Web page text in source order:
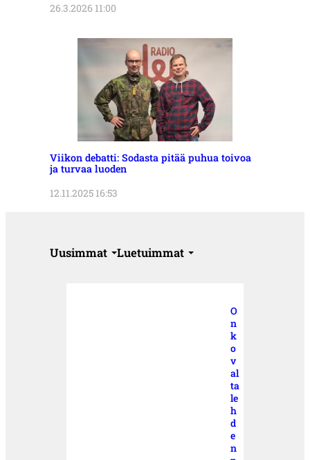
26.3.2026 11:00
Viikon debatti: Sodasta pitää puhua toivoa
ja turvaa luoden
12.11.2025 16:53
Uusimmat Luetuimmat
O
n
k
o
v
al
ta
le
h
d
e
n